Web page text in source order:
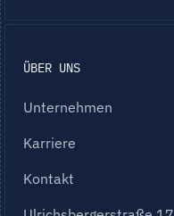
ÜBER UNS
Unternehmen
Karriere
Kontakt